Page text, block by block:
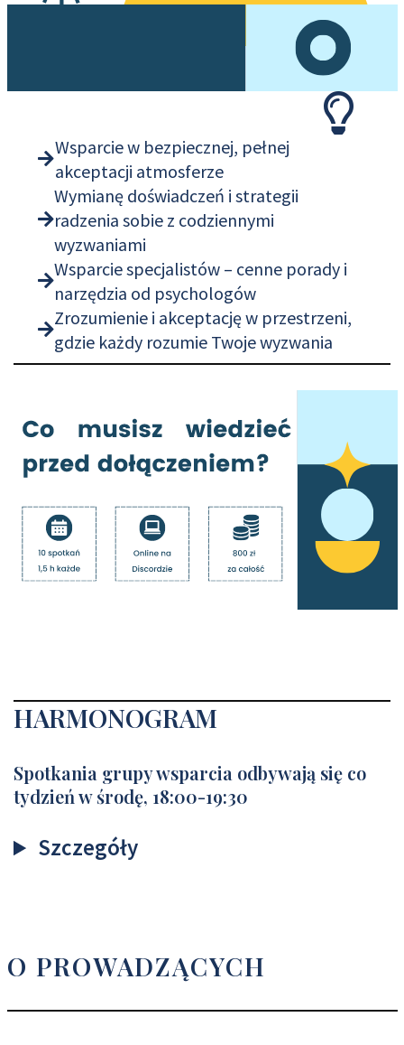
Wsparcie w bezpiecznej, pełnej
akceptacji atmosferze
Wymianę doświadczeń i strategii
radzenia sobie z codziennymi
wyzwaniami
Wsparcie specjalistów – cenne porady i
narzędzia od psychologów
Zrozumienie i akceptację w przestrzeni,
gdzie każdy rozumie Twoje wyzwania
HARMONOGRAM
Spotkania grupy wsparcia odbywają się co
tydzień w środę, 18:00-19:30
Szczegóły
O PROWADZĄCYCH